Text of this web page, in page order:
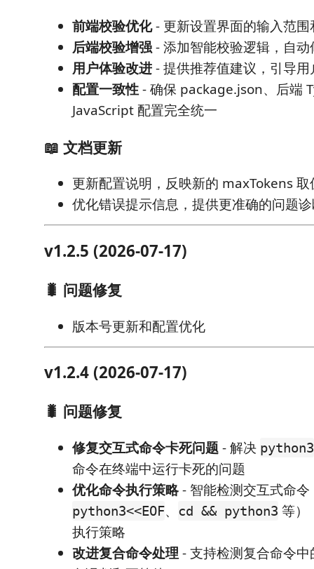
前端校验优化- 更新设置界面的输入范围
后端校验增强- 添加智能校验逻辑，自
用户体验改进- 提供推荐值建议，引导
配置一致性- 确保 package.json、后端
JavaScript 配置完全统一
📖 文档更新
更新配置说明，反映新的 maxTokens
优化错误提示信息，提供更准确的问题
v1.2.5 (2026-07-17)
🐛 问题修复
版本号更新和配置优化
v1.2.4 (2026-07-17)
🐛 问题修复
修复交互式命令卡死问题- 解决 python3
命令在终端中运行卡死的问题
优化命令执行策略- 智能检测交互式命令
python3<<EOF、 cd && python3 等）
执行策略
改进复合命令处理- 支持检测复合命令